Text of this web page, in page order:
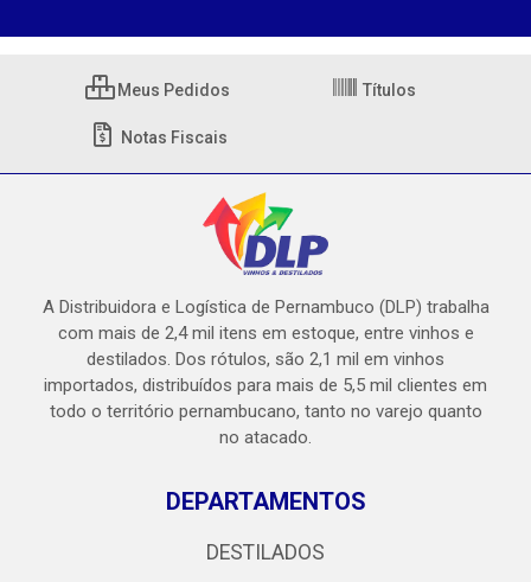
Meus Pedidos Títulos
Notas Fiscais
A Distribuidora e Logística de Pernambuco (DLP) trabalha
com mais de 2,4 mil itens em estoque, entre vinhos e
destilados. Dos rótulos, são 2,1 mil em vinhos
importados, distribuídos para mais de 5,5 mil clientes em
todo o território pernambucano, tanto no varejo quanto
no atacado.
DEPARTAMENTOS
DESTILADOS